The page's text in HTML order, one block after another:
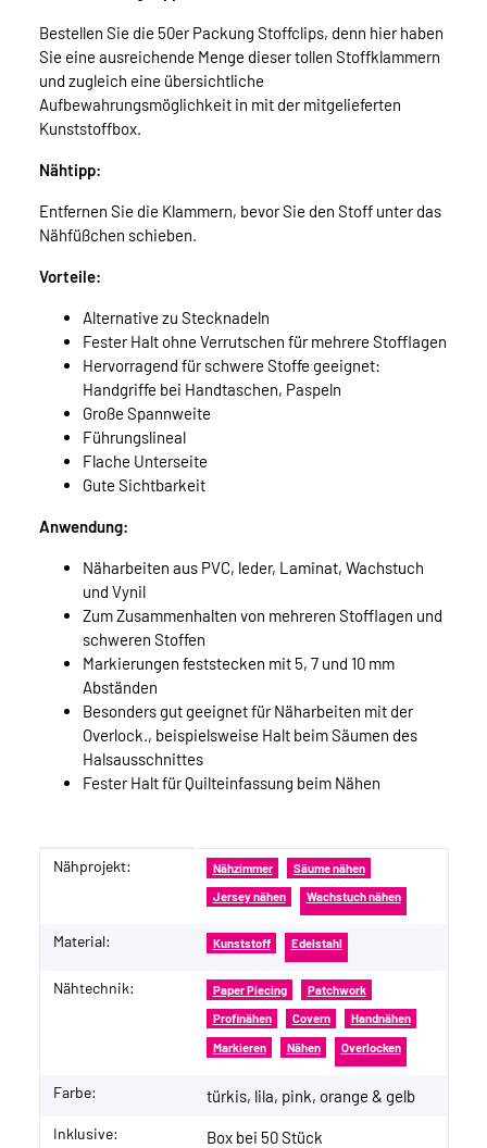
Bestellen Sie die 50er Packung Stoffclips, denn hier haben
Sie eine ausreichende Menge dieser tollen Stoffklammern
und zugleich eine übersichtliche
Aufbewahrungsmöglichkeit in mit der mitgelieferten
Kunststoffbox.
Nähtipp:
Entfernen Sie die Klammern, bevor Sie den Stoff unter das
Nähfüßchen schieben.
Vorteile:
Alternative zu Stecknadeln
Fester Halt ohne Verrutschen für mehrere Stofflagen
Hervorragend für schwere Stoffe geeignet:
Handgriffe bei Handtaschen, Paspeln
Große Spannweite
Führungslineal
Flache Unterseite
Gute Sichtbarkeit
Anwendung:
Näharbeiten aus PVC, leder, Laminat, Wachstuch
und Vynil
Zum Zusammenhalten von mehreren Stofflagen und
schweren Stoffen
Markierungen feststecken mit 5, 7 und 10 mm
Abständen
Besonders gut geeignet für Näharbeiten mit der
Overlock., beispielsweise Halt beim Säumen des
Halsausschnittes
Fester Halt für Quilteinfassung beim Nähen
Produkteigenschaft
Wert
Nähprojekt: Nähzimmer Säume nähen
Jersey nähen Wachstuch nähen
Material: Kunststoff Edelstahl
Nähtechnik: Paper Piecing Patchwork
Profinähen Covern Handnähen
Markieren Nähen Overlocken
Farbe: türkis, lila, pink, orange & gelb
Inklusive: Box bei 50 Stück